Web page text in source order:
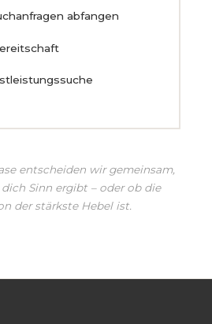
abfangen
entscheiden wir gemeinsam,
Sinn ergibt – oder ob die
der stärkste Hebel ist.